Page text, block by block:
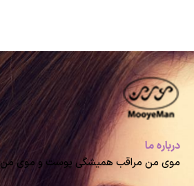
درباره ما
موی من مراقب همیشگی پوست و موی من